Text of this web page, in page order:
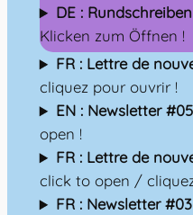
DE :
Klicken zum Öffnen !
FR : Lettre de
cliquez pour ouvrir !
EN : Newsletter
open !
FR : Lettre de
click to open /
FR : Newsletter